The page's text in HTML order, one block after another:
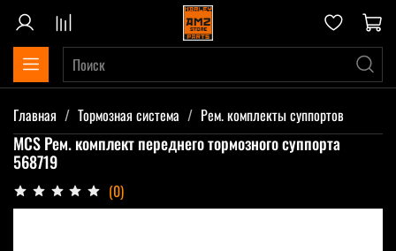
Главная Тормозная система Рем. комплекты суппортов
MCS Рем. комплект переднего тормозного суппорта
568719
(0)